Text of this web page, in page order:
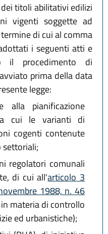
titoli abilitativi edilizi
vigenti soggette ad
di cui al comma
i seguenti atti e
il procedimento di
prima della data
legge:
alla pianificazione
cui le varianti di
cogenti contenute
settoriali;
regolatori comunali
di cui all'articolo 3
1988, n. 46
materia di controllo
ed urbanistiche);